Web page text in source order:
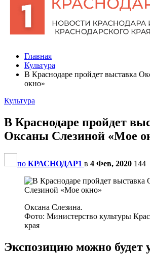
Главная
Культура
В Краснодаре пройдет выставка
окно»
Культура
В Краснодаре пройдет
Оксаны Слезиной «Мое
по КРАСНОДАР1 в 4 Фев, 2020 144
Оксана Слезина.
Фото: Министерство культуры
края
Экспозицию можно будет